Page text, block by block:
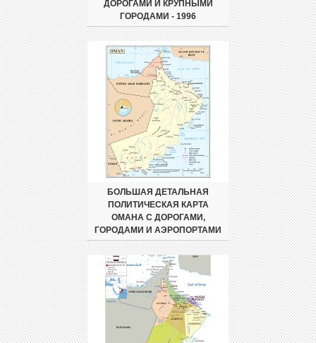
ДОРОГАМИ И КРУПНЫМИ
ГОРОДАМИ - 1996
БОЛЬШАЯ ДЕТАЛЬНАЯ
ПОЛИТИЧЕСКАЯ КАРТА
ОМАНА С ДОРОГАМИ,
ГОРОДАМИ И АЭРОПОРТАМИ